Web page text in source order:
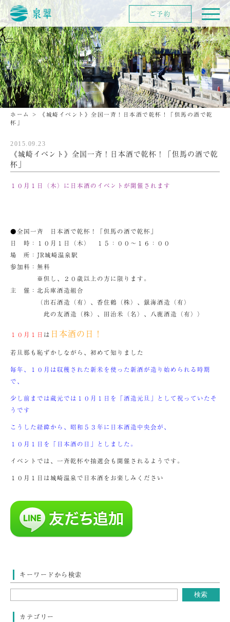
ホーム >
《城崎イベント》全国一斉！日本酒で乾杯！「但馬の酒で乾
杯」
2015.09.23
《城崎イベント》全国一斉！日本酒で乾杯！「但馬の酒で乾
杯」
１０月１日（木）に日本酒のイベントが開催されます
●全国一斉 日本酒で乾杯！「但馬の酒で乾杯」
日 時：１０月１日（木） １５：００～１６：００
場 所：JR城崎温泉駅
参加料：無料
※但し、２０歳以上の方に限ります。
主 催：北兵庫酒造組合
（出石酒造（有）、香住鶴（株）、銀海酒造（有）
此の友酒造（株）、田治米（名）、八鹿酒造（有））
１０月１日 は 日本酒の日！
若旦那も恥ずかしながら、初めて知りました
毎年、１０月は収穫された新米を使った新酒が造り始められる時期
で、
少し前までは蔵元では１０月１日を「酒造元旦」として祝っていたそ
うです
こうした経緯から、昭和５３年に日本酒造中央会が、
１０月１日を「日本酒の日」としました。
イベントでは、一斉乾杯や抽選会も開催されるようです。
１０月１日は城崎温泉で日本酒をお楽しみください
キーワードから検索
カテゴリー
ご予約